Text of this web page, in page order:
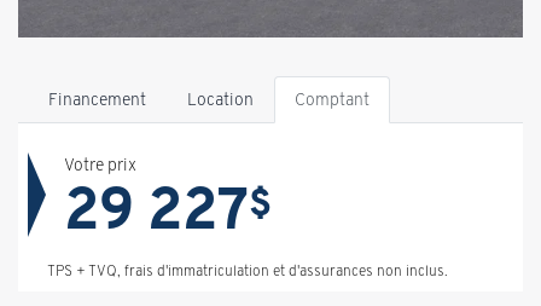
Financement Location Comptant
Votre prix
29 227$
TPS + TVQ, frais d'immatriculation et d'assurances non inclus.